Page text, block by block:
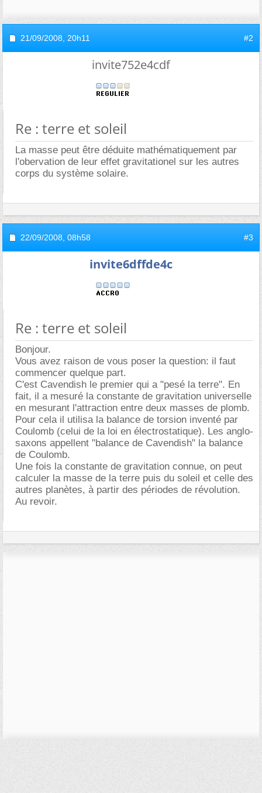
21/09/2008, 20h11 #2
invite752e4cdf
Re : terre et soleil
La masse peut être déduite mathématiquement par
l'obervation de leur effet gravitationel sur les autres
corps du système solaire.
22/09/2008, 08h58 #3
invite6dffde4c
Re : terre et soleil
Bonjour.
Vous avez raison de vous poser la question: il faut
commencer quelque part.
C'est Cavendish le premier qui a "pesé la terre". En
fait, il a mesuré la constante de gravitation universelle
en mesurant l'attraction entre deux masses de plomb.
Pour cela il utilisa la balance de torsion inventé par
Coulomb (celui de la loi en électrostatique). Les anglo-
saxons appellent "balance de Cavendish" la balance
de Coulomb.
Une fois la constante de gravitation connue, on peut
calculer la masse de la terre puis du soleil et celle des
autres planètes, à partir des périodes de révolution.
Au revoir.